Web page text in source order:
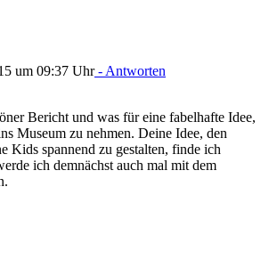
um 09:37 Uhr- Antworten
Bericht und was für eine fabelhafte Idee,
Museum zu nehmen. Deine Idee, den
Kids spannend zu gestalten, finde ich
ich demnächst auch mal mit dem